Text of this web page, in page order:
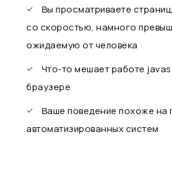
Вы просматриваете
со скоростью, намного
ожидаемую от человека
Что-то мешает работе
браузере
Ваше поведение похоже на
автоматизированных систем